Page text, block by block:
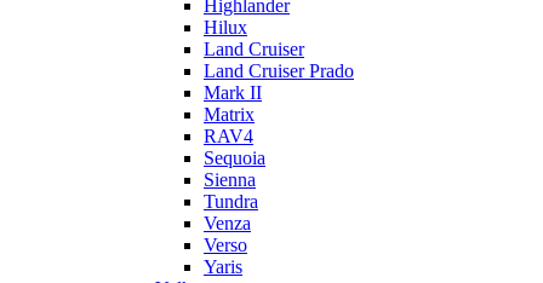
Highlander
Hilux
Land Cruiser
Land Cruiser Prado
Mark II
Matrix
RAV4
Sequoia
Sienna
Tundra
Venza
Verso
Yaris